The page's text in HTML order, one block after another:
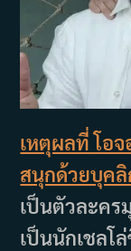
เหตุผลที่ โอจ
สนุกด้วยบุค
เป็นตัวละค
เป็นนักเชลโ